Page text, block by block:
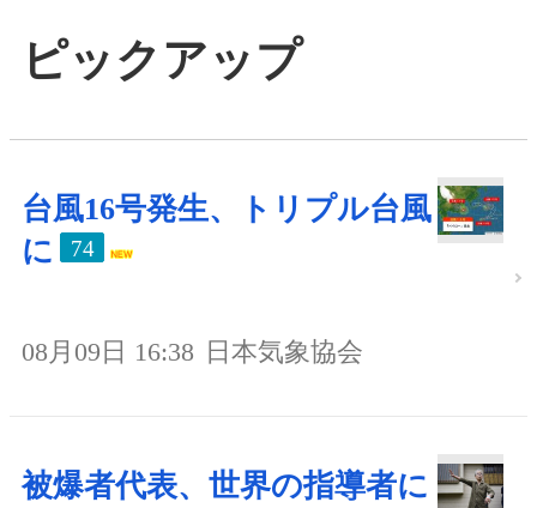
ピックアップ
台風16号発生、トリプル台風
に
74
08月09日 16:38 日本気象協会
被爆者代表、世界の指導者に